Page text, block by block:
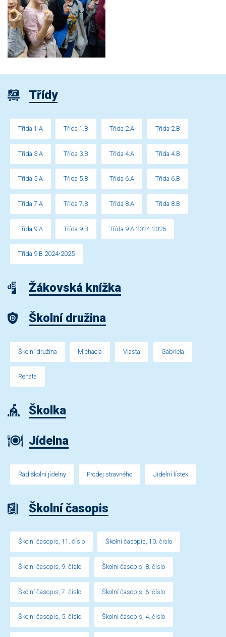
Třídy
Třída 1.A Třída 1.B Třída 2.A Třída 2.B
Třída 3.A Třída 3.B Třída 4.A Třída 4.B
Třída 5.A Třída 5.B Třída 6.A Třída 6.B
Třída 7.A Třída 7.B Třída 8.A Třída 8.B
Třída 9.A Třída 9.B Třída 9.A 2024-2025
Třída 9.B 2024-2025
Žákovská knížka
Školní družina
Školní družina Michaela Vlasta Gabriela
Renata
Školka
Jídelna
Řád školní jídelny Prodej stravného Jídelní lístek
Školní časopis
Školní časopis, 11. číslo Školní časopis, 10. číslo
Školní časopis, 9. číslo Školní časopis, 8. číslo
Školní časopis, 7. číslo Školní časopis, 6. číslo
Školní časopis, 5. číslo Školní časopis, 4. číslo